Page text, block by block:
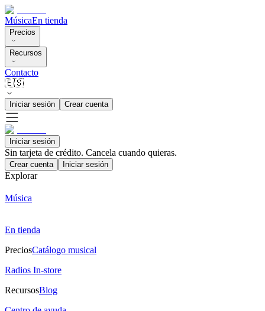
MúsicaEn tienda
Precios
Recursos
Contacto
🇪🇸
Iniciar sesión Crear cuenta
Iniciar sesión
Sin tarjeta de crédito. Cancela cuando quieras.
Crear cuenta Iniciar sesión
Explorar
Música
En tienda
PreciosCatálogo musical
Radios In-store
RecursosBlog